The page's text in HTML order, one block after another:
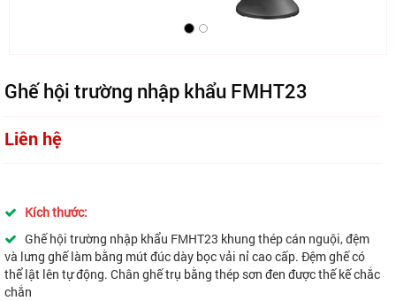
Ghế hội trường nhập khẩu FMHT23
Liên hệ
Kích thước:
Ghế hội trường nhập khẩu FMHT23 khung thép cán nguội, đệm
và lưng ghế làm bằng mút đúc dày bọc vải nỉ cao cấp. Đệm ghế có
thể lật lên tự động. Chân ghế trụ bằng thép sơn đen được thế kế chắc
chắn